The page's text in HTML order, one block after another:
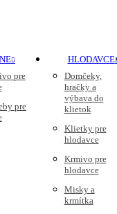
pre
pre
HLODAVCE
Domčeky,
hračky a
výbava do
klietok
Klietky pre
hlodavce
Krmivo pre
hlodavce
Misky a
krmítka